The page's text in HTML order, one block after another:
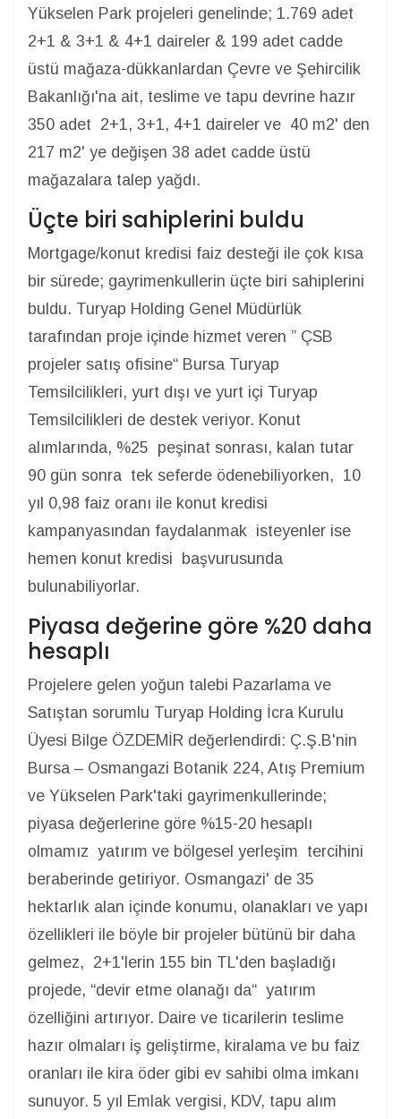
Yükselen Park projeleri genelinde; 1.769 adet
2+1 & 3+1 & 4+1 daireler & 199 adet cadde
üstü mağaza-dükkanlardan Çevre ve Şehircilik
Bakanlığı'na ait, teslime ve tapu devrine hazır
350 adet 2+1, 3+1, 4+1 daireler ve 40 m2' den
217 m2' ye değişen 38 adet cadde üstü
mağazalara talep yağdı.
Üçte biri sahiplerini buldu
Mortgage/konut kredisi faiz desteği ile çok kısa
bir sürede; gayrimenkullerin üçte biri sahiplerini
buldu. Turyap Holding Genel Müdürlük
tarafından proje içinde hizmet veren ” ÇSB
projeler satış ofisine“ Bursa Turyap
Temsilcilikleri, yurt dışı ve yurt içi Turyap
Temsilcilikleri de destek veriyor. Konut
alımlarında, %25 peşinat sonrası, kalan tutar
90 gün sonra tek seferde ödenebiliyorken, 10
yıl 0,98 faiz oranı ile konut kredisi
kampanyasından faydalanmak isteyenler ise
hemen konut kredisi başvurusunda
bulunabiliyorlar.
Piyasa değerine göre %20 daha
hesaplı
Projelere gelen yoğun talebi Pazarlama ve
Satıştan sorumlu Turyap Holding İcra Kurulu
Üyesi Bilge ÖZDEMİR değerlendirdi: Ç.Ş.B'nin
Bursa – Osmangazi Botanik 224, Atış Premium
ve Yükselen Park'taki gayrimenkullerinde;
piyasa değerlerine göre %15-20 hesaplı
olmamız yatırım ve bölgesel yerleşim tercihini
beraberinde getiriyor. Osmangazi' de 35
hektarlık alan içinde konumu, olanakları ve yapı
özellikleri ile böyle bir projeler bütünü bir daha
gelmez, 2+1'lerin 155 bin TL'den başladığı
projede, “devir etme olanağı da“ yatırım
özelliğini artırıyor. Daire ve ticarilerin teslime
hazır olmaları iş geliştirme, kiralama ve bu faiz
oranları ile kira öder gibi ev sahibi olma imkanı
sunuyor. 5 yıl Emlak vergisi, KDV, tapu alım